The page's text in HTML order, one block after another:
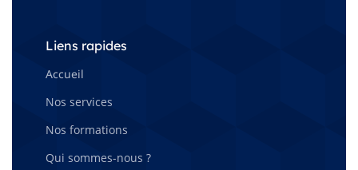
Liens rapides
Accueil
Nos services
Nos formations
Qui sommes-nous ?